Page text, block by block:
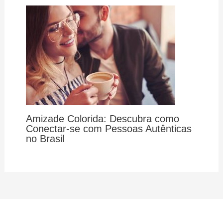
Amizade Colorida: Descubra como
Conectar-se com Pessoas Autênticas
no Brasil